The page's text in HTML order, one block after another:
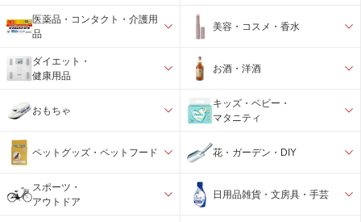
医薬品・コンタクト・介護用
品
美容・コスメ・香水
ダイエット・
健康用品
お酒・洋酒
おもちゃ
キッズ・ベビー・
マタニティ
ペットグッズ・ペットフード 花・ガーデン・DIY
スポーツ・
アウトドア
日用品雑貨・文房具・手芸